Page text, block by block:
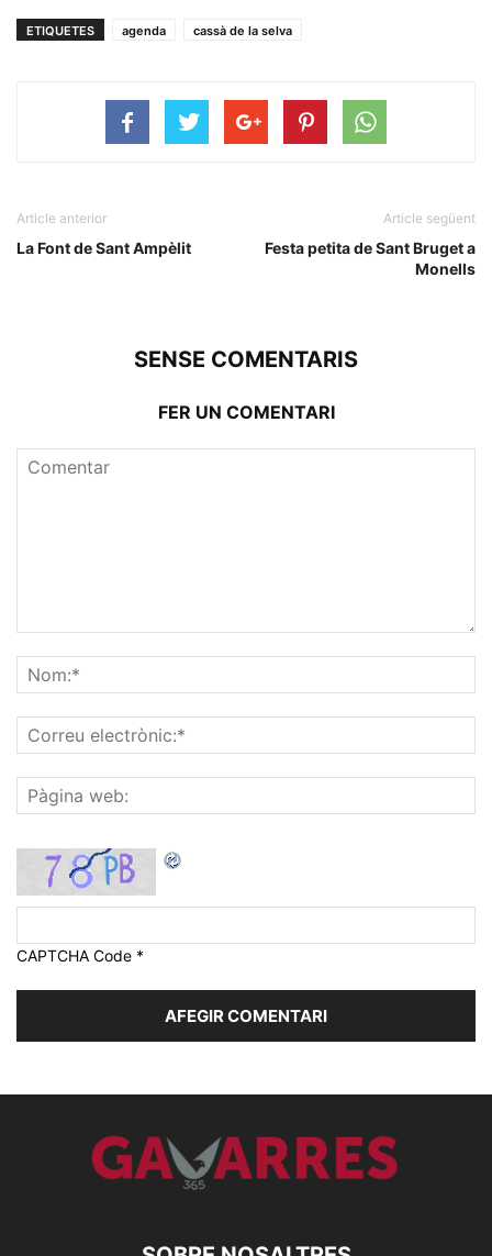
ETIQUETES agenda cassà de la selva
Article anterior
La Font de Sant Ampèlit
Article següent
Festa petita de Sant Bruget a
Monells
SENSE COMENTARIS
FER UN COMENTARI
CAPTCHA Code *